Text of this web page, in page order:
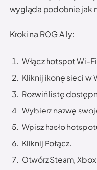
wygląda podobnie jak
Kroki na ROG Ally:
Włącz hotspot Wi-
Kliknij ikonę sieci w
Rozwiń listę
Wybierz nazwę
Wpisz hasło
Kliknij Połącz.
Otwórz Steam,